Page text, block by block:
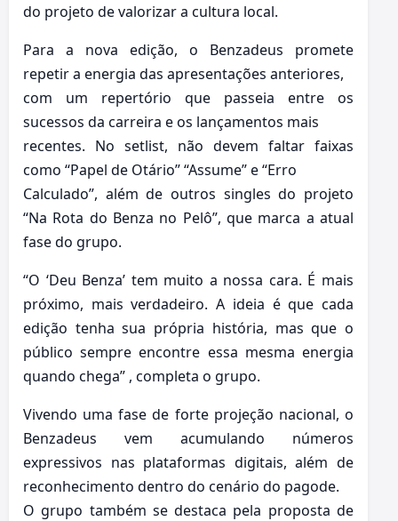
do projeto de valorizar a cultura local.
Para a nova edição, o Benzadeus promete
repetir a energia das apresentações anteriores,
com um repertório que passeia entre os
sucessos da carreira e os lançamentos mais
recentes. No setlist, não devem faltar faixas
como “Papel de Otário” “Assume” e “Erro
Calculado”, além de outros singles do projeto
“Na Rota do Benza no Pelô”, que marca a atual
fase do grupo.
“O ‘Deu Benza’ tem muito a nossa cara. É mais
próximo, mais verdadeiro. A ideia é que cada
edição tenha sua própria história, mas que o
público sempre encontre essa mesma energia
quando chega” , completa o grupo.
Vivendo uma fase de forte projeção nacional, o
Benzadeus vem acumulando números
expressivos nas plataformas digitais, além de
reconhecimento dentro do cenário do pagode.
O grupo também se destaca pela proposta de